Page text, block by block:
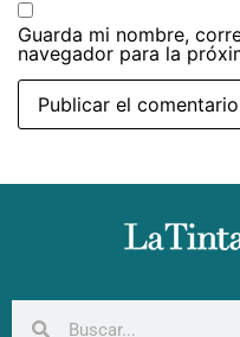
Guarda mi nombre,
navegador para la